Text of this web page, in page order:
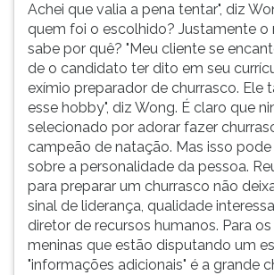
Achei que valia a pena tentar", diz
quem foi o escolhido? Justamente o
sabe por quê? "Meu cliente se
de o candidato ter dito em seu
exímio preparador de churrasco. Ele
esse hobby", diz Wong. É claro que
selecionado por adorar fazer
campeão de natação. Mas isso
sobre a personalidade da pessoa.
para preparar um churrasco não
sinal de liderança, qualidade
diretor de recursos humanos. Para
meninas que estão disputando um
"informações adicionais" é a grande